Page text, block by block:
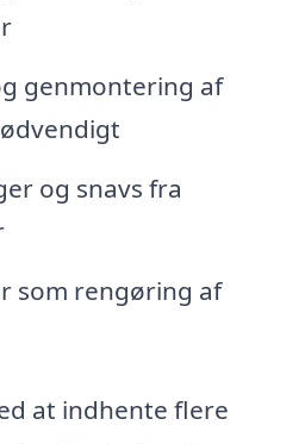
genmontering af
og snavs fra
som rengøring af
at indhente flere